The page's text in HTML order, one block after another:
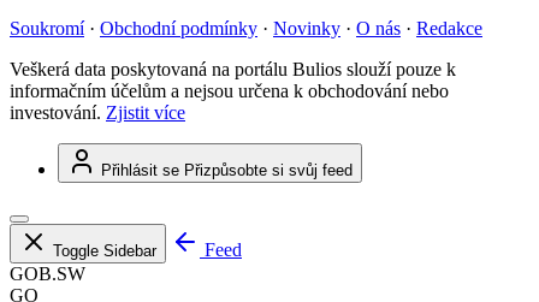
Soukromí · Obchodní podmínky · Novinky · O nás · Redakce
Veškerá data poskytovaná na portálu Bulios slouží pouze k
informačním účelům a nejsou určena k obchodování nebo
investování. Zjistit více
Přihlásit se Přizpůsobte si svůj feed
Toggle Sidebar
Feed
GOB.SW
GO